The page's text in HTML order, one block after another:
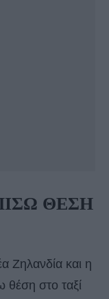
ΘΕΣΗ
Ζηλανδία και η
θέση στο ταξί